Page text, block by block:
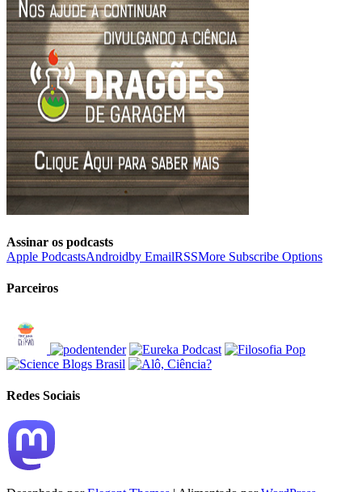
Assinar os podcasts
Apple PodcastsAndroidby EmailRSSMore Subscribe Options
Parceiros
Redes Sociais